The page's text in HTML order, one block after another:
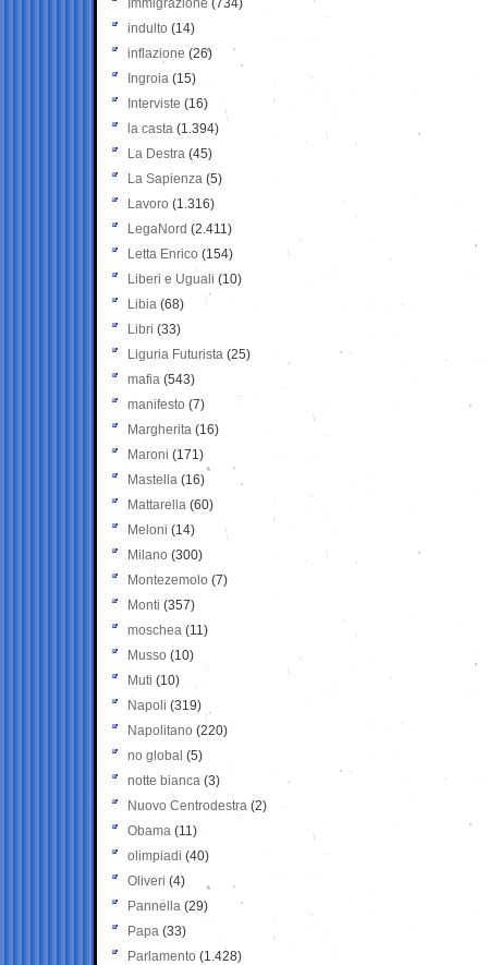
Immigrazione (734)
indulto (14)
inflazione (26)
Ingroia (15)
Interviste (16)
la casta (1.394)
La Destra (45)
La Sapienza (5)
Lavoro (1.316)
LegaNord (2.411)
Letta Enrico (154)
Liberi e Uguali (10)
Libia (68)
Libri (33)
Liguria Futurista (25)
mafia (543)
manifesto (7)
Margherita (16)
Maroni (171)
Mastella (16)
Mattarella (60)
Meloni (14)
Milano (300)
Montezemolo (7)
Monti (357)
moschea (11)
Musso (10)
Muti (10)
Napoli (319)
Napolitano (220)
no global (5)
notte bianca (3)
Nuovo Centrodestra (2)
Obama (11)
olimpiadi (40)
Oliveri (4)
Pannella (29)
Papa (33)
Parlamento (1.428)